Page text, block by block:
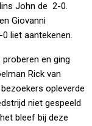
John de 2-0.
Giovanni
liet aantekenen.
en ging
Rick van
opleverde
niet gespeeld
bleef bij deze